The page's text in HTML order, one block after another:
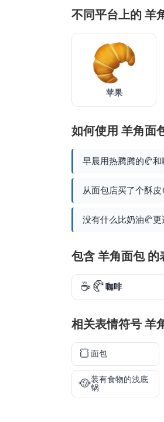
不同平台上的 羊
苹果
如何使用 羊角面
早晨用热腾腾的🥐和
从面包店买了个酥皮
没有什么比奶油🥐更
包含 羊角面包 的
☕🥐咖啡
相关表情符号 羊
🍞 面包
🥘装有食物的浅底
锅